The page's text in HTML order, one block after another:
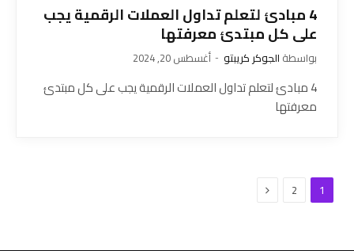
4 مبادئ لتعلم تداول العملات الرقمية يجب
على كل مبتدئ معرفتها
بواسطة الجوكر كريبتو أغسطس 20, 2024
4 مبادئ لتعلم تداول العملات الرقمية يجب على كل مبتدئ
معرفتها
1
2 التالي